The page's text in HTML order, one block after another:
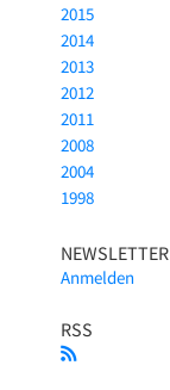
2015
2014
2013
2012
2011
2008
2004
1998
NEWSLETTER
Anmelden
RSS